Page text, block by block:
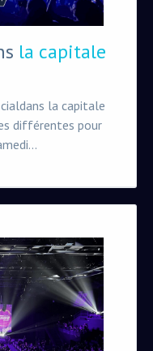
la capitale
la capitale
différentes pour